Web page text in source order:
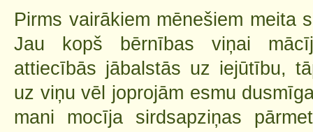
Pirms vairākiem mēnešiem meita
Jau kopš bērnības viņai
attiecībās jābalstās uz iejūtību,
uz viņu vēl joprojām esmu
mani mocīja sirdsapziņas